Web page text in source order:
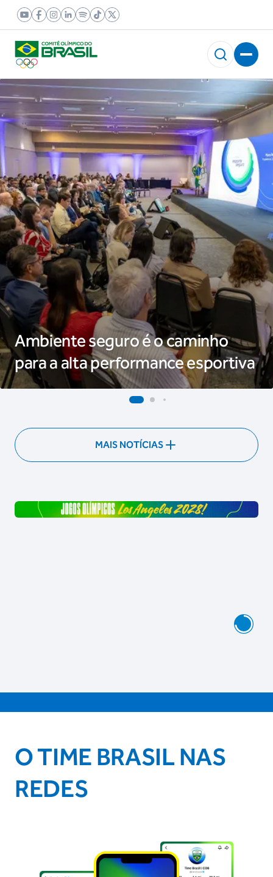
Ambiente seguro é o caminho
para a alta performance esportiva
MAIS NOTÍCIAS
O TIME BRASIL NAS
REDES